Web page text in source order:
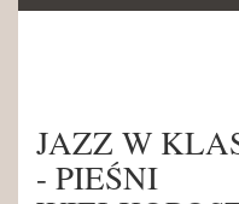
59 9236 0008
JAZZ W
- PIEŚNI